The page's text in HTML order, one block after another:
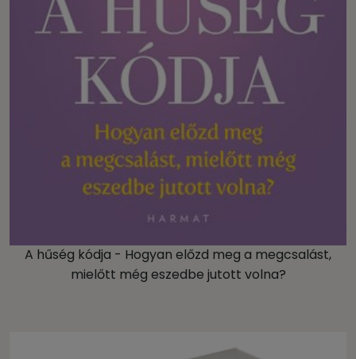
A hűség kódja - Hogyan előzd meg a megcsalást,
mielőtt még eszedbe jutott volna?